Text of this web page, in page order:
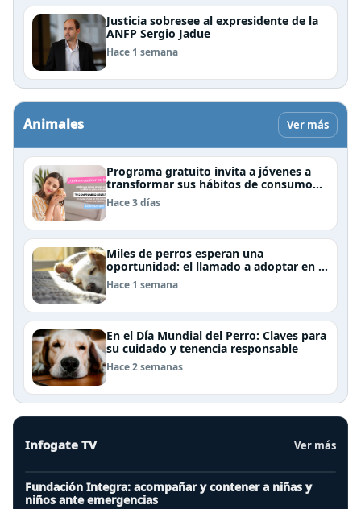
Justicia sobresee al expresidente de la
ANFP Sergio Jadue
Hace 1 semana
Animales Ver más
Programa gratuito invita a jóvenes a
transformar sus hábitos de consumo
cosmético, alimenticio y de moda
Hace 3 días
Miles de perros esperan una
oportunidad: el llamado a adoptar en el
Día Internacional del Perro Callejero
Hace 1 semana
En el Día Mundial del Perro: Claves para
su cuidado y tenencia responsable
Hace 2 semanas
Infogate TV Ver más
Fundación Integra: acompañar y contener a niñas y
niños ante emergencias